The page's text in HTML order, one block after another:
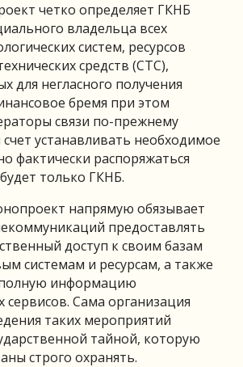
четко определяет ГКНБ
владельца всех
систем, ресурсов
средств (СТС),
для негласного получения
бремя при этом
связи по-прежнему
устанавливать необходимое
фактически распоряжаться
только ГКНБ.
напрямую обязывает
предоставлять
доступ к своим базам
системам и ресурсам, а также
информацию
сервисов. Сама организация
таких мероприятий
тайной, которую
строго охранять.